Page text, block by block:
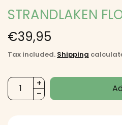
STRANDLAKEN
€39,95
Tax included. Shipping